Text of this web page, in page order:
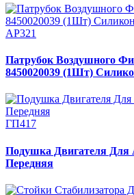
АР321
Патрубок Воздушного
8450020039 (1Шт)
ГП417
Подушка Двигателя Для
Передняя